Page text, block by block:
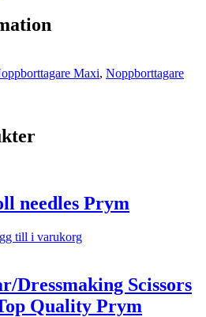
Maxi, Noppborttagare
needles Prym
till i varukorg
Dressmaking Scissors
Quality Prym